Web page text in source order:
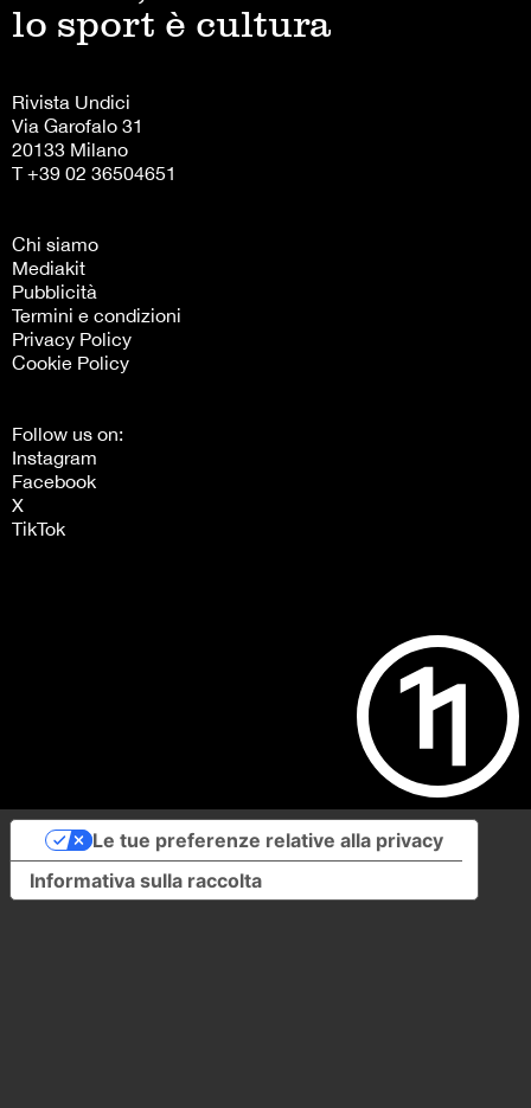
lo sport è cultura
Rivista Undici
Via Garofalo 31
20133 Milano
T +39 02 36504651
Chi siamo
Mediakit
Pubblicità
Termini e condizioni
Privacy Policy
Cookie Policy
Follow us on:
Instagram
Facebook
X
TikTok
Informativa sulla raccolta
Le tue preferenze relative alla privacy